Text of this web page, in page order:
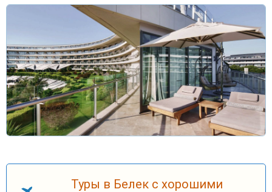
Туры в Белек с хорошими